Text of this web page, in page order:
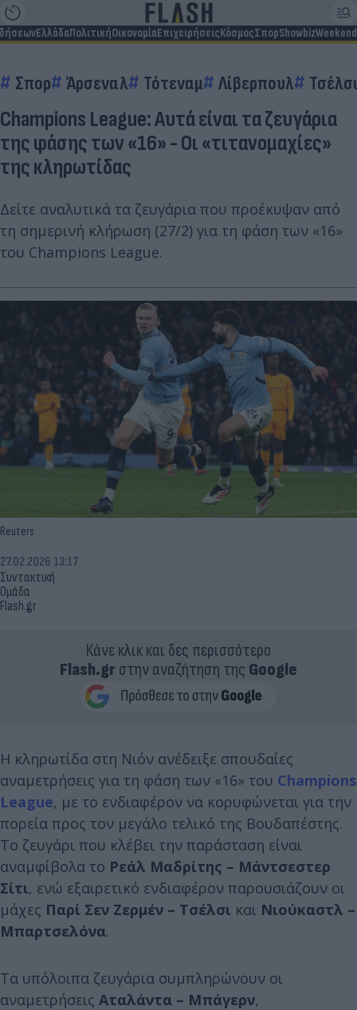
ΕλλάδαΠολιτικήΟικονομίαΕπιχειρήσειςΚόσμοςΣπορShowbizWeekend
Σπορ Άρσεναλ Τότεναμ Λίβερπουλ
Champions League: Αυτά είναι τα ζευγάρια
της φάσης των «16» - Oι «τιτανομαχίες»
της κληρωτίδας
Δείτε αναλυτικά τα ζευγάρια που προέκυψαν από
τη σημερινή κλήρωση (27/2) για τη φάση των «16»
του Champions League.
Reuters
Συντακτική
Ομάδα
Flash.gr
27.02.2026 13:17
Κάνε κλικ και δες περισσότερο
Flash.grστην αναζήτηση της Google
Η κληρωτίδα στη Νιόν ανέδειξε σπουδαίες
αναμετρήσεις για τη φάση των «16» του Champions
League, με το ενδιαφέρον να κορυφώνεται για την
πορεία προς τον μεγάλο τελικό της Βουδαπέστης.
Το ζευγάρι που κλέβει την παράσταση είναι
αναμφίβολα το Ρεάλ Μαδρίτης – Μάντσεστερ
Σίτι, ενώ εξαιρετικό ενδιαφέρον παρουσιάζουν οι
μάχες Παρί Σεν Ζερμέν – Τσέλσι και Νιούκαστλ –
Μπαρτσελόνα.
Τα υπόλοιπα ζευγάρια συμπληρώνουν οι
αναμετρήσεις Αταλάντα – Μπάγερν,